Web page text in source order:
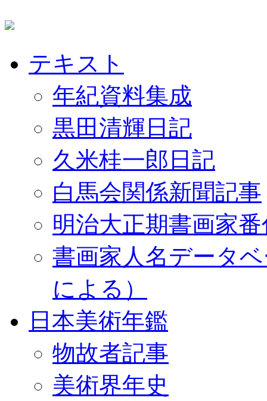
テキスト
年紀資料集成
黒田清輝日記
久米桂一郎日記
白馬会関係新聞記事
明治大正期書画家
書画家人名データ
による）
日本美術年鑑
物故者記事
美術界年史